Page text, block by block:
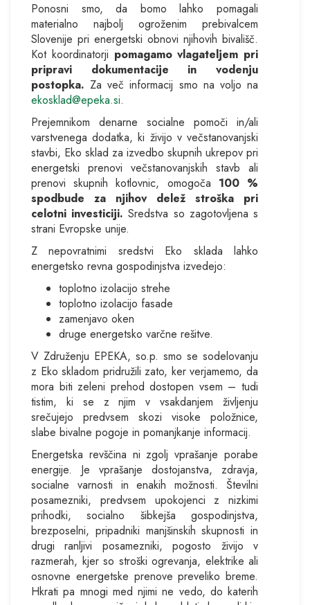
Ponosni smo, da bomo lahko pomagali
materialno najbolj ogroženim prebivalcem
Slovenije pri energetski obnovi njihovih bivališč.
Kot koordinatorji pomagamo vlagateljem pri
pripravi dokumentacije in vodenju
postopka. Za več informacij smo na voljo na
ekosklad@epeka.si.
Prejemnikom denarne socialne pomoči in/ali
varstvenega dodatka, ki živijo v večstanovanjski
stavbi, Eko sklad za izvedbo skupnih ukrepov pri
energetski prenovi večstanovanjskih stavb ali
prenovi skupnih kotlovnic, omogoča 100 %
spodbude za njihov delež stroška pri
celotni investiciji.Sredstva so zagotovljena s
strani Evropske unije.
Z nepovratnimi sredstvi Eko sklada lahko
energetsko revna gospodinjstva izvedejo:
toplotno izolacijo strehe
toplotno izolacijo fasade
zamenjavo oken
druge energetsko varčne rešitve.
V Združenju EPEKA, so.p. smo se sodelovanju
z Eko skladom pridružili zato, ker verjamemo, da
mora biti zeleni prehod dostopen vsem – tudi
tistim, ki se z njim v vsakdanjem življenju
srečujejo predvsem skozi visoke položnice,
slabe bivalne pogoje in pomanjkanje informacij.
Energetska revščina ni zgolj vprašanje porabe
energije. Je vprašanje dostojanstva, zdravja,
socialne varnosti in enakih možnosti. Številni
posamezniki, predvsem upokojenci z nizkimi
prihodki, socialno šibkejša gospodinjstva,
brezposelni, pripadniki manjšinskih skupnosti in
drugi ranljivi posamezniki, pogosto živijo v
razmerah, kjer so stroški ogrevanja, elektrike ali
osnovne energetske prenove preveliko breme.
Hkrati pa mnogi med njimi ne vedo, do katerih